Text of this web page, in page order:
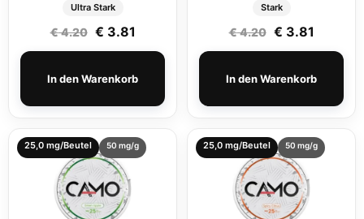
Ultra Stark
€4.20 Ursprünglicher Preis war: € 4.20
€ 3.81 Aktueller Preis ist: € 3.81.
In den Warenkorb
Stark
€4.20 € 3.81
In den Warenkorb
25,0 mg/Beutel 50 mg/g 25,0 mg/Beutel 50 mg/g